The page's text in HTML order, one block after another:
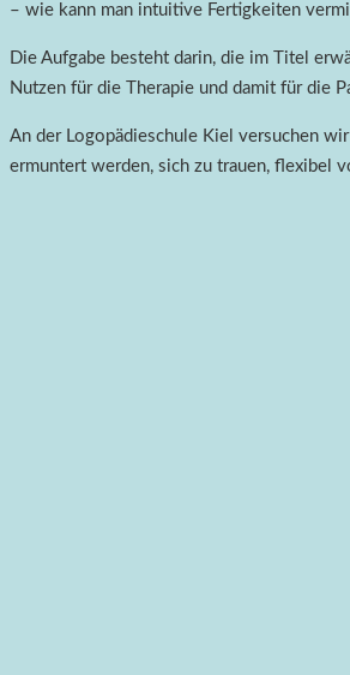
– wie kann man intuitive Fertigkeiten
Die Aufgabe besteht darin, die im Titel
Nutzen für die Therapie und damit für die
An der Logopädieschule Kiel versuchen
ermuntert werden, sich zu trauen, flexibel